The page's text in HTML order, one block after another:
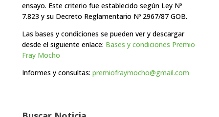
ensayo. Este criterio fue establecido según Ley Nº
7.823 y su Decreto Reglamentario Nº 2967/87 GOB.
Las bases y condiciones se pueden ver y descargar
desde el siguiente enlace: Bases y condiciones Premio
Fray Mocho
Informes y consultas: premiofraymocho@gmail.com